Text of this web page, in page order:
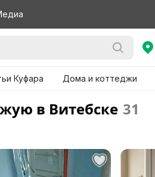
Куфара Дома и коттеджи
в Витебске 31